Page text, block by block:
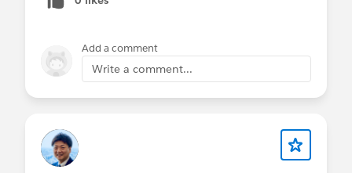
月 9 日から適用）（ 3 月 23 日 から順次適用
）
Q3. 具体的にどのような対応が必要ですか?
てください:
DKIM 鍵の設定
日本語訳完了しております)
Spring '26 におけるメール配信ドメインの検証要件
について
期限内のご対応を原則としておりますが、やむ
を得ない事情により対応が間に合わない場合
は、お手数ですがサポートケースにて個別にご
Add a comment
Write a comment...